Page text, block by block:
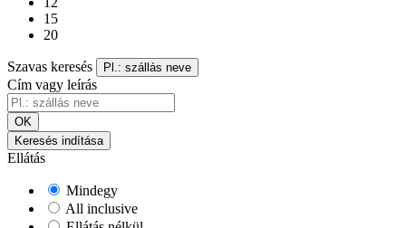
15
20
Szavas keresés Pl.: szállás neve
Cím vagy leírás
OK
Keresés indítása
Ellátás
Mindegy
All inclusive